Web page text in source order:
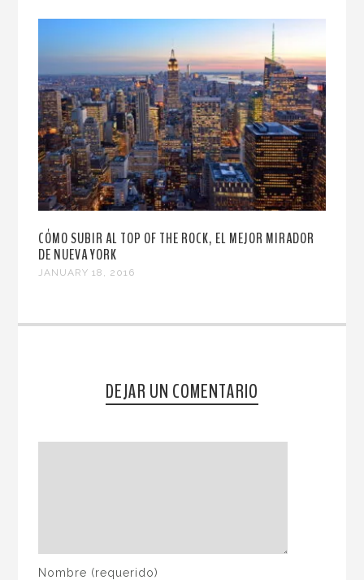
CÓMO SUBIR AL TOP OF THE ROCK, EL MEJOR MIRADOR
DE NUEVA YORK
JANUARY 18, 2016
DEJAR UN COMENTARIO
Nombre (requerido)